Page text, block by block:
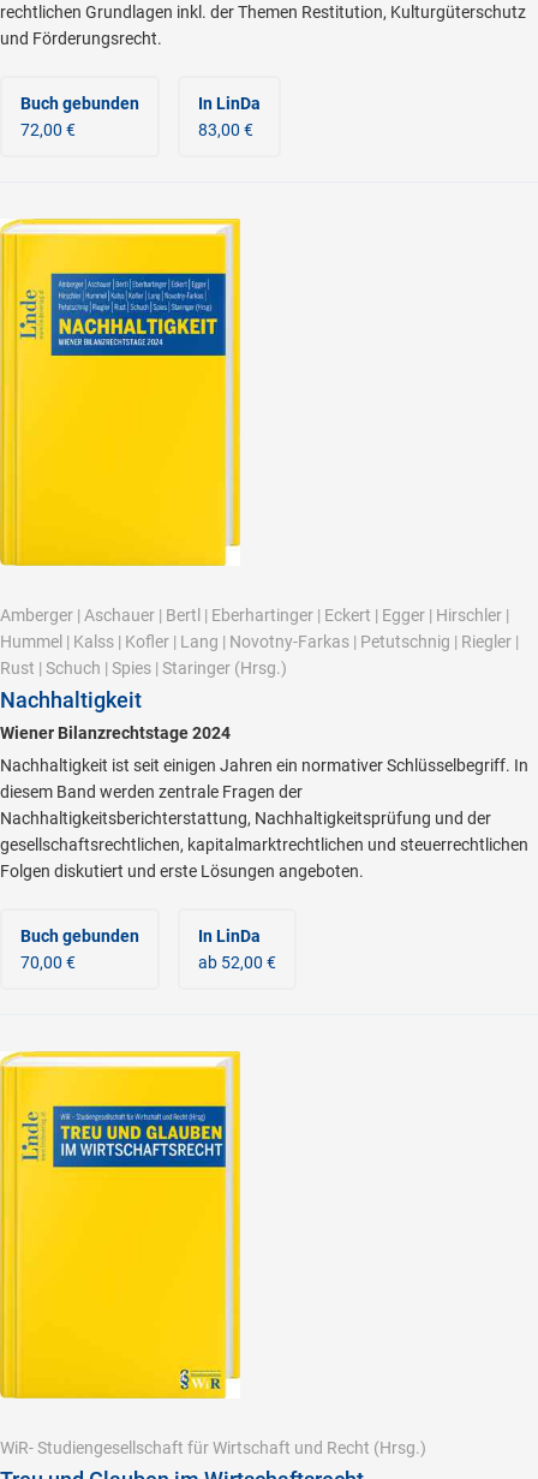
rechtlichen Grundlagen inkl. der Themen Restitution, Kulturgüterschutz
und Förderungsrecht.
Buch gebunden
72,00 €
In LinDa
83,00 €
Amberger | Aschauer | Bertl | Eberhartinger | Eckert | Egger | Hirschler |
Hummel | Kalss | Kofler | Lang | Novotny-Farkas | Petutschnig | Riegler |
Rust | Schuch | Spies | Staringer (Hrsg.)
Nachhaltigkeit
Wiener Bilanzrechtstage 2024
Nachhaltigkeit ist seit einigen Jahren ein normativer Schlüsselbegriff. In
diesem Band werden zentrale Fragen der
Nachhaltigkeitsberichterstattung, Nachhaltigkeitsprüfung und der
gesellschaftsrechtlichen, kapitalmarktrechtlichen und steuerrechtlichen
Folgen diskutiert und erste Lösungen angeboten.
Buch gebunden
70,00 €
In LinDa
ab 52,00 €
WiR- Studiengesellschaft für Wirtschaft und Recht (Hrsg.)